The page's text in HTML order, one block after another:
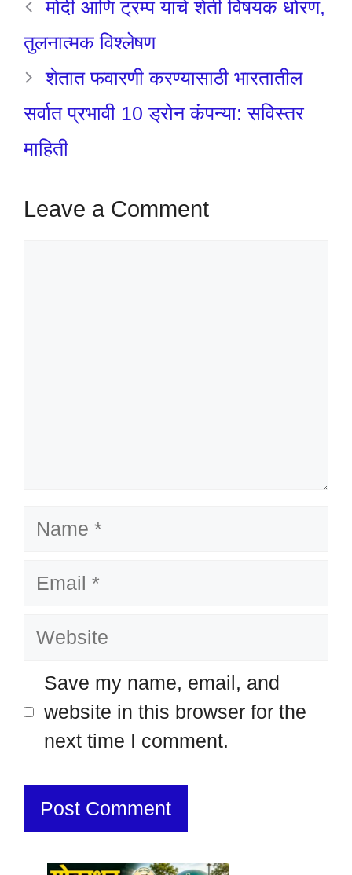
मोदी आणि ट्रम्प यांचे शेती विषयक धोरण,
तुलनात्मक विश्लेषण
शेतात फवारणी करण्यासाठी भारतातील
सर्वात प्रभावी 10 ड्रोन कंपन्या: सविस्तर
माहिती
Leave a Comment
Name
Email
Website
Save my name, email, and
website in this browser for the
next time I comment.